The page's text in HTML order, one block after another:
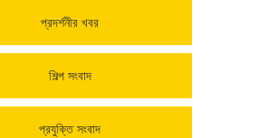
প্রদর্শনীর খবর
শিল্প সংবাদ
প্রযুক্তি সংবাদ